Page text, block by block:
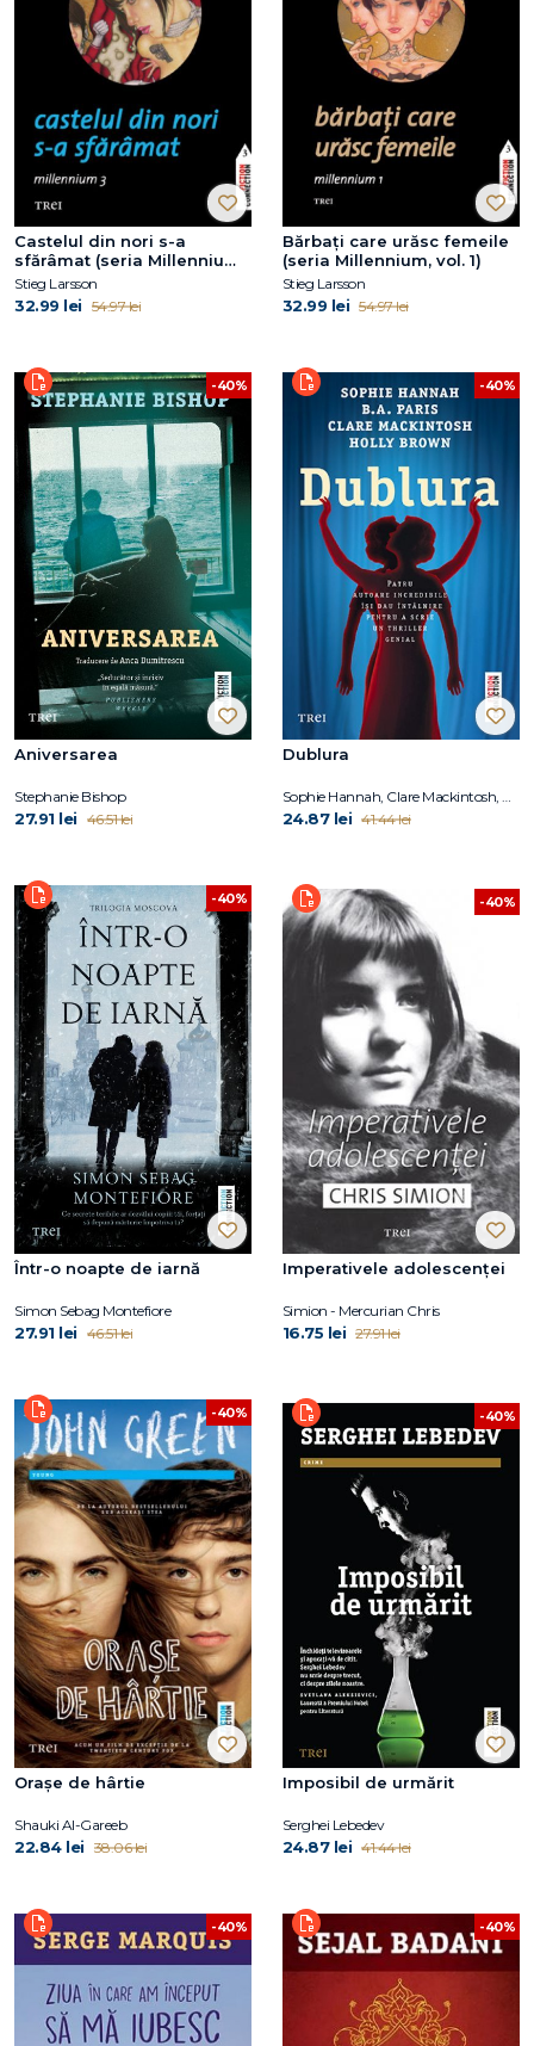
Castelul din nori s-a
sfărâmat (seria Millennium,
vol. 3)
Stieg Larsson
32.99 lei 54.97 lei
Bărbaţi care urăsc femeile
(seria Millennium, vol. 1)
Stieg Larsson
32.99 lei 54.97 lei
-40%
Aniversarea
Stephanie Bishop
27.91 lei 46.51 lei
-40%
Dublura
Sophie Hannah, Clare Mackintosh, B.A. Paris, Holly Brown
24.87 lei 41.44 lei
-40%
Într-o noapte de iarnă
Simon Sebag Montefiore
27.91 lei 46.51 lei
-40%
Imperativele adolescenței
Simion - Mercurian Chris
16.75 lei 27.91 lei
-40%
Oraşe de hârtie
Shauki Al-Gareeb
22.84 lei 38.06 lei
-40%
Imposibil de urmărit
Serghei Lebedev
24.87 lei 41.44 lei
-40% -40%